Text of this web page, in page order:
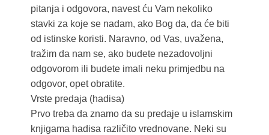
pitanja i odgovora, navest ću Vam nekoliko
stavki za koje se nadam, ako Bog da, da će biti
od istinske koristi. Naravno, od Vas, uvažena,
tražim da nam se, ako budete nezadovoljni
odgovorom ili budete imali neku primjedbu na
odgovor, opet obratite.
Vrste predaja (hadisa)
Prvo treba da znamo da su predaje u islamskim
knjigama hadisa različito vrednovane. Neki su